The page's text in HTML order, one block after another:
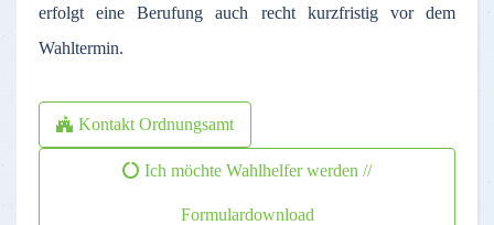
erfolgt eine Berufung auch recht kurzfristig vor dem
Wahltermin.
Kontakt Ordnungsamt
Ich möchte Wahlhelfer werden //
Formulardownload